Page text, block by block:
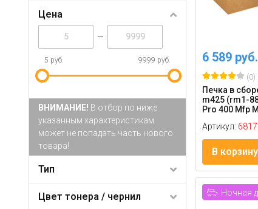
Цена
—
5 руб. 9999 руб.
ВНИМАНИЕ! В отбор по ниже
указанным характеристикам
может не попадать часть нового
товара!
Тип
Цвет тонера / чернил
6 589 руб.
(0)
Печка в
m425 (rm1-
Pro 400 Mfp
Артикул:
В корзину
Ночная